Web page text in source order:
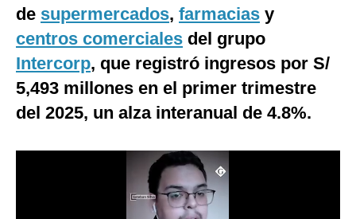
Gestión TV
Fotogalerías
de supermercados, farmacias y
centros comerciales del grupo
Intercorp, que registró ingresos por S/
5,493 millones en el primer trimestre
del 2025, un alza interanual de 4.8%.